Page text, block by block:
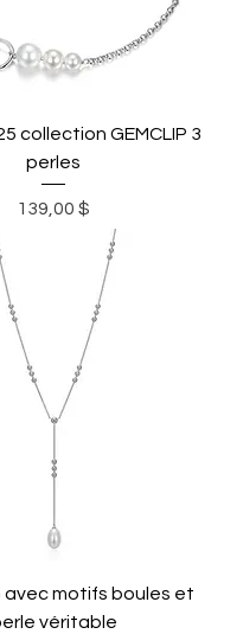
collection GEMCLIP 3
perles
Prix
139,00 $
avec motifs boules et
véritable